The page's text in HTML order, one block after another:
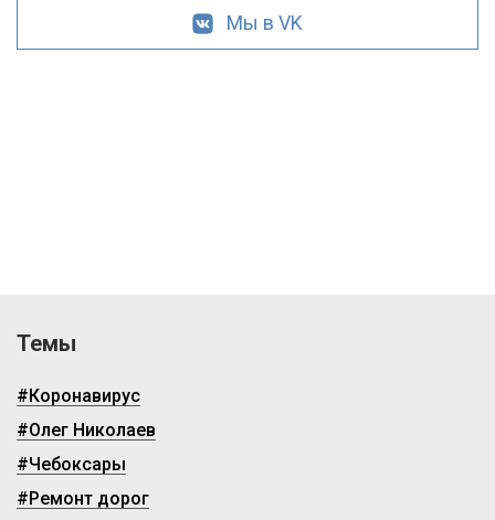
Мы в VK
Темы
#Коронавирус
#Олег Николаев
#Чебоксары
#Ремонт дорог